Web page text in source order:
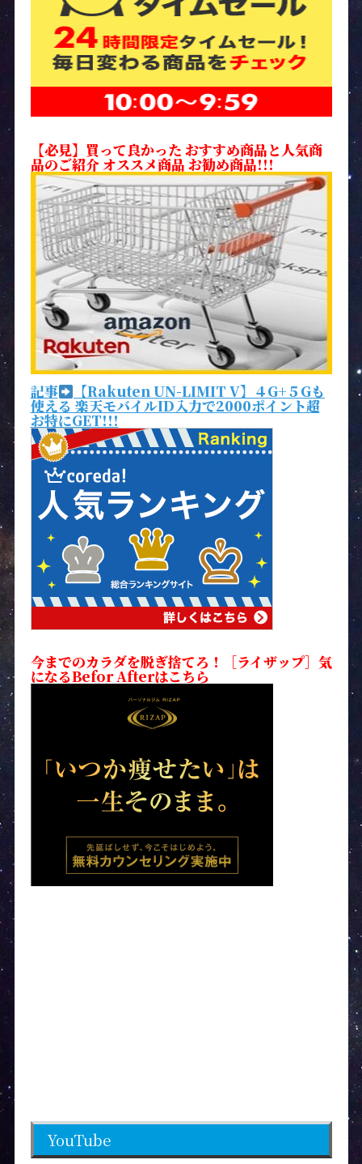
【必見】買って良かった おすすめ商品と人気商
品のご紹介 オススメ商品 お勧め商品!!!
記事 【Rakuten UN-LIMIT V】４G+５Gも
使える 楽天モバイルID入力で2000ポイント超
お特にGET!!!
今までのカラダを脱ぎ捨てろ！［ライザップ］気
になるBefor Afterはこちら
YouTube